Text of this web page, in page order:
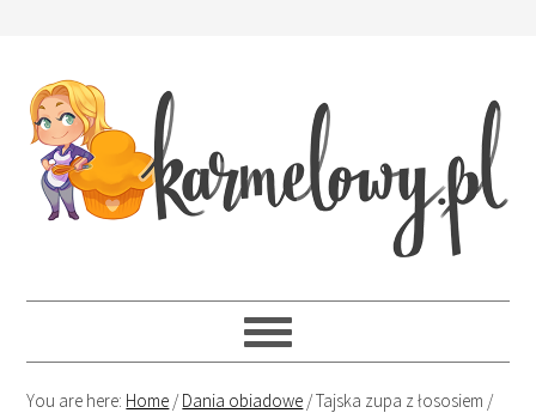
You are here: Home /Dania obiadowe /Tajska zupa z łososiem /